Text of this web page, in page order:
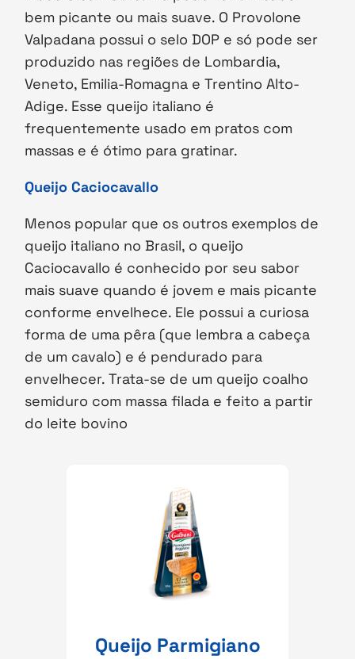
bem picante ou mais suave. O Provolone
Valpadana possui o selo DOP e só pode ser
produzido nas regiões de Lombardia,
Veneto, Emilia-Romagna e Trentino Alto-
Adige. Esse queijo italiano é
frequentemente usado em pratos com
massas e é ótimo para gratinar.
Queijo Caciocavallo
Menos popular que os outros exemplos de
queijo italiano no Brasil, o queijo
Caciocavallo é conhecido por seu sabor
mais suave quando é jovem e mais picante
conforme envelhece. Ele possui a curiosa
forma de uma pêra (que lembra a cabeça
de um cavalo) e é pendurado para
envelhecer. Trata-se de um queijo coalho
semiduro com massa filada e feito a partir
do leite bovino
Queijo Parmigiano